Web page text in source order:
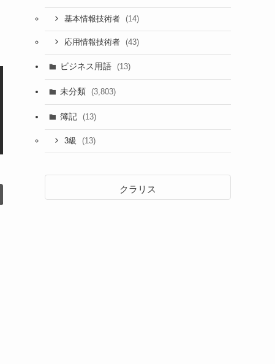
基本情報技術者 (14)
応用情報技術者 (43)
ビジネス用語 (13)
未分類 (3,803)
簿記 (13)
3級 (13)
クラリス